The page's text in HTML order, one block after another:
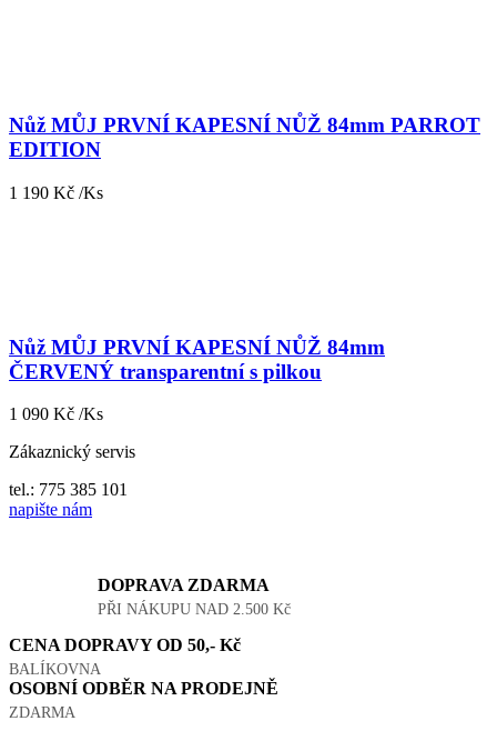
Nůž MŮJ PRVNÍ KAPESNÍ NŮŽ 84mm PARROT
EDITION
1 190 Kč /Ks
Nůž MŮJ PRVNÍ KAPESNÍ NŮŽ 84mm
ČERVENÝ transparentní s pilkou
1 090 Kč /Ks
Zákaznický servis
tel.: 775 385 101
napište nám
DOPRAVA ZDARMA
PŘI NÁKUPU NAD 2.500 Kč
CENA DOPRAVY OD 50,- Kč
BALÍKOVNA
OSOBNÍ ODBĚR NA PRODEJNĚ
ZDARMA